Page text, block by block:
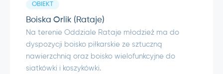
Boiska Orlik (Rataje)
Na terenie Oddziale Rataje młodzież ma do
dyspozycji boisko piłkarskie ze sztuczną
nawierzchnią oraz boisko wielofunkcyjne do
siatkówki i koszykówki.
OBIEKT